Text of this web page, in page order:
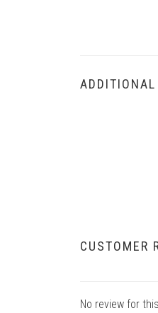
CUSTOMER
No review for